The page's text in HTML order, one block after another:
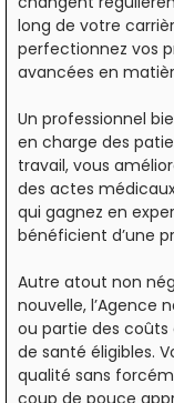
long de votre
perfectionnez vos
avancées en
Un professionnel
en charge des
travail, vous
des actes
qui gagnez en
bénéficient d’une
Autre atout non
nouvelle, l’Agence
ou partie des
de santé éligibles.
qualité sans
coup de pouce